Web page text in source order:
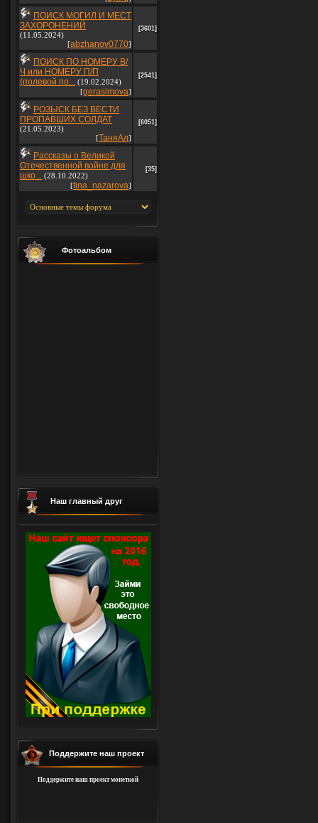
ПОИСК МОГИЛ И МЕСТ
ЗАХОРОНЕНИЙ
(11.05.2024)
[abzhanov0770]
[3601]
ПОИСК ПО НОМЕРУ В/
Ч или НОМЕРУ П/П
(полевой по... (19.02.2024)
[gerasimova]
[2541]
РОЗЫСК БЕЗ ВЕСТИ
ПРОПАВШИХ СОЛДАТ
(21.05.2023)
[ТаняАл]
[6051]
Рассказы о Великой
Отечественной войне для
шко... (28.10.2022)
[tina_nazarova]
[35]
Фотоальбом
Наш главный друг
Поддержите наш проект
Поддержите наш проект монеткой